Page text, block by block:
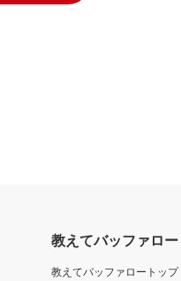
教えてバッファロー
教えてバッファロートップ